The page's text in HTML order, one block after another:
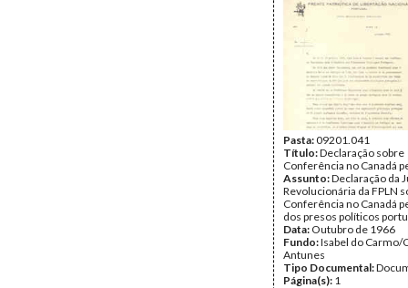
Pasta:09201.041
Título:Declaração sobre
Conferência no Canadá
Assunto:Declaração da
Revolucionária da FPLN
Conferência no Canadá
dos presos políticos
Data: Outubro de 1966
Fundo:Isabel do Carmo/
Antunes
Tipo Documental:
Página(s): 1